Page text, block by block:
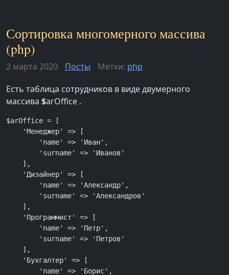
Сортировка многомерного массива
(php)
2 марта 2020 Посты Метки: php
Есть таблица сотрудников в виде двумерного
массива $arOffice .
$arOffice = [